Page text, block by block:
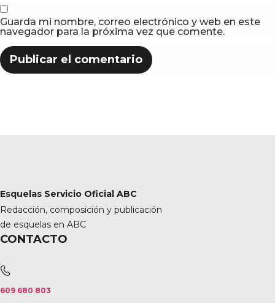
Guarda mi nombre, correo electrónico y web en este
navegador para la próxima vez que comente.
Esquelas Servicio Oficial ABC
Redacción, composición y publicación
de esquelas en ABC
CONTACTO
609 680 803